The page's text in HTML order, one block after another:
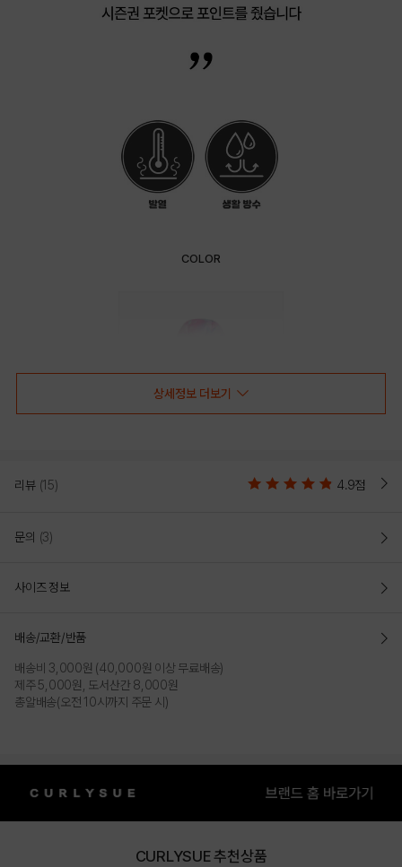
COLOR
상세정보 더보기
리뷰 (15) 4.9점
문의 (3)
사이즈 정보
배송/교환/반품
배송비 3,000원 (40,000원 이상 무료배송)
제주 5,000원, 도서산간 8,000원
총알배송(오전 10시까지 주문 시)
CURLYSUE 추천상품